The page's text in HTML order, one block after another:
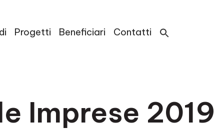
Progetti Beneficiari Contatti
Imprese 2019